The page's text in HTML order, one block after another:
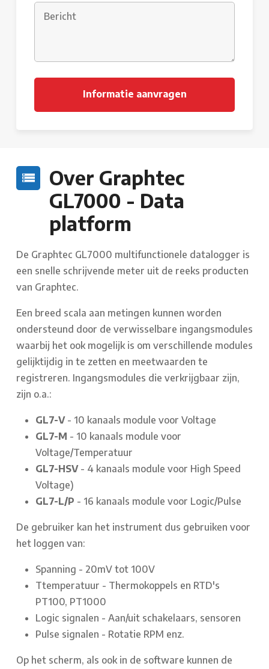
Over Graphtec
GL7000 - Data
platform
De Graphtec GL7000 multifunctionele datalogger is
een snelle schrijvende meter uit de reeks producten
van Graphtec.
Een breed scala aan metingen kunnen worden
ondersteund door de verwisselbare ingangsmodules
waarbij het ook mogelijk is om verschillende modules
gelijktijdig in te zetten en meetwaarden te
registreren. Ingangsmodules die verkrijgbaar zijn,
zijn o.a.:
GL7-V - 10 kanaals module voor Voltage
GL7-M - 10 kanaals module voor
Voltage/Temperatuur
GL7-HSV- 4 kanaals module voor High Speed
Voltage)
GL7-L/P - 16 kanaals module voor Logic/Pulse
De gebruiker kan het instrument dus gebruiken voor
het loggen van:
Spanning - 20mV tot 100V
Ttemperatuur - Thermokoppels en RTD's
PT100, PT1000
Logic signalen - Aan/uit schakelaars, sensoren
Pulse signalen - Rotatie RPM enz.
Op het scherm, als ook in de software kunnen de